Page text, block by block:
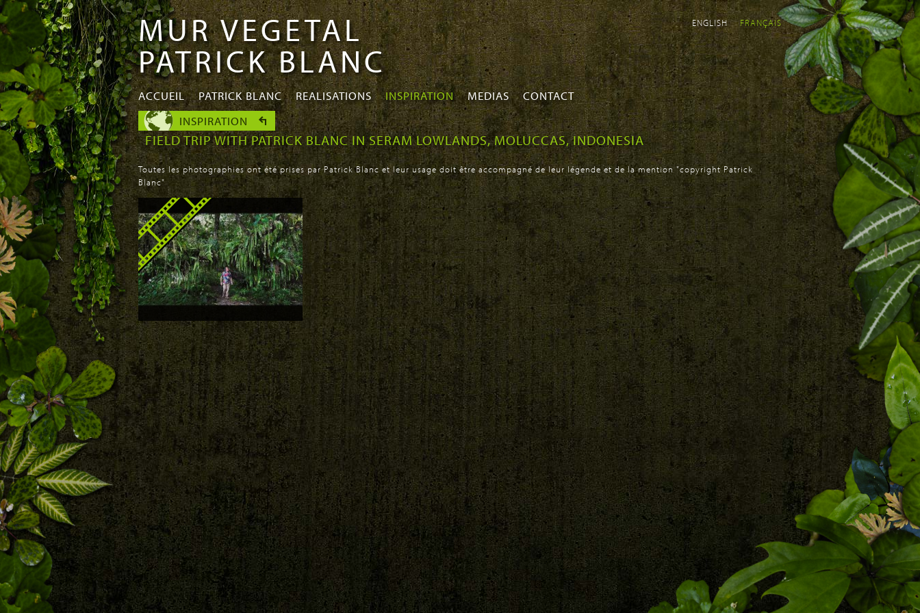
Aller au
contenu
principal
Skip to
navigation
MUR VEGETAL
PATRICK BLANC
ENGLISH FRANÇAIS
ACCUEIL PATRICK BLANC REALISATIONS INSPIRATION MEDIAS
CONTACT
INSPIRATION
FIELD TRIP WITH PATRICK BLANC IN SERAM LOWLANDS, MOLUCCAS, INDONESIA
Toutes les photographies ont été prises par Patrick Blanc et leur usage doit être accompagné de leur légende et de la mention "copyright Patrick
Blanc"
FIELD TRIP WITH PATRICK BLANC IN
SERAM LOWLANDS, MOLUCCAS,
INDONESIA